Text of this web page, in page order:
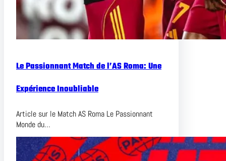
Le Passionnant Match de l’AS Roma: Une
Expérience Inoubliable
Article sur le Match AS Roma Le Passionnant
Monde du…